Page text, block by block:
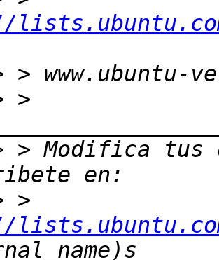
>
> Modifica tus